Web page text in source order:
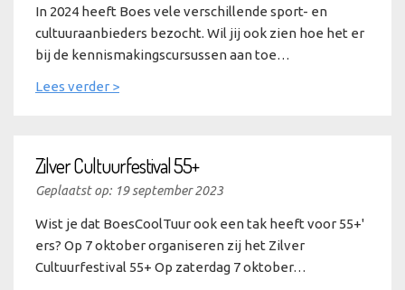
In 2024 heeft Boes vele verschillende sport- en
cultuuraanbieders bezocht. Wil jij ook zien hoe het er
bij de kennismakingscursussen aan toe…
Lees verder >
Zilver Cultuurfestival 55+
Geplaatst op: 19 september 2023
Wist je dat BoesCoolTuur ook een tak heeft voor 55+'
ers? Op 7 oktober organiseren zij het Zilver
Cultuurfestival 55+ Op zaterdag 7 oktober…